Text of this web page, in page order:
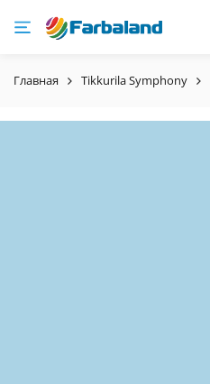
Главная Tikkurila Symphony